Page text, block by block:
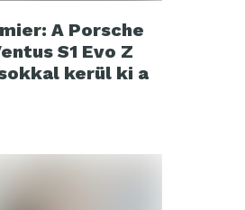
A Porsche
S1 Evo Z
kerül ki a